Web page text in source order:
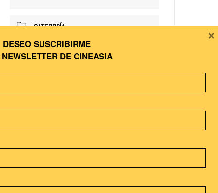
CATEGORÍA
Ciclos de cine
DESEO SUSCRIBIRME
NEWSLETTER DE CINEASIA
×